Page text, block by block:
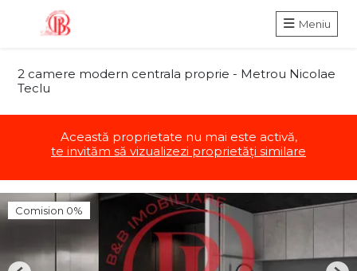
Meniu
2 camere modern centrala proprie - Metrou Nicolae
Teclu
Această proprietate nu mai este activă,
te invităm să vizualizezi proprietăți similare
Comision 0%